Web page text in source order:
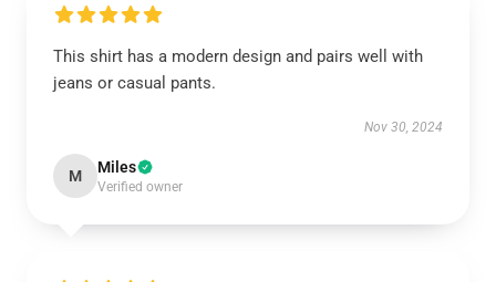
This shirt has a modern design and pairs well with
jeans or casual pants.
Nov 30, 2024
M Miles
Verified owner